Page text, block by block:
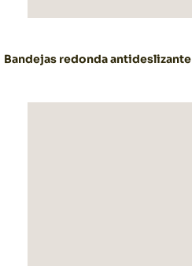
Bandejas redonda antideslizante